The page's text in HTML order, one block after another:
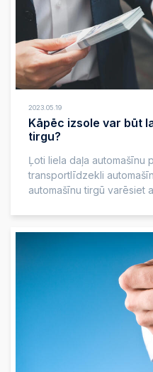
2023.05.19
Kāpēc izsole var būt
tirgu?
Ļoti liela daļa automašīnu
transportlīdzekli
automašīnu tirgū varēsiet